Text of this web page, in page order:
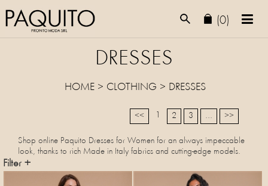
(0)
DRESSES
HOME> CLOTHING > DRESSES
<< 2 3 ... >>
Shop online Paquito Dresses for Women for an always impeccable
look, thanks to rich Made in Italy fabrics and cutting-edge models.
Filter +